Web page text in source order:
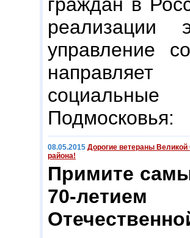
реализации
управление
социальные
Подмосковья:
08.05.2015 Дорогие ветераны
района!
Примите
70-